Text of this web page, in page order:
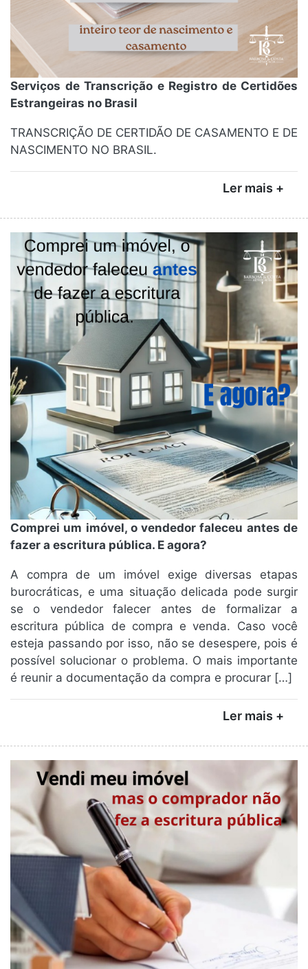
Serviços de Transcrição e Registro de Certidões
Estrangeiras no Brasil
TRANSCRIÇÃO DE CERTIDÃO DE CASAMENTO E DE
NASCIMENTO NO BRASIL.
Ler mais +
Comprei um imóvel, o vendedor faleceu antes de
fazer a escritura pública. E agora?
A compra de um imóvel exige diversas etapas
burocráticas, e uma situação delicada pode surgir
se o vendedor falecer antes de formalizar a
escritura pública de compra e venda. Caso você
esteja passando por isso, não se desespere, pois é
possível solucionar o problema. O mais importante
é reunir a documentação da compra e procurar […]
Ler mais +